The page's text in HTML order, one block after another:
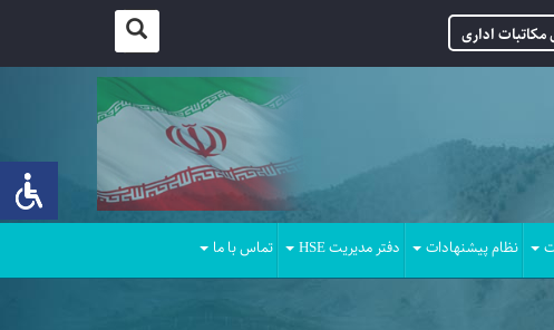
مکاتبات اداری
نظام پیشنهادات دفتر مدیریت HSE تماس با ما